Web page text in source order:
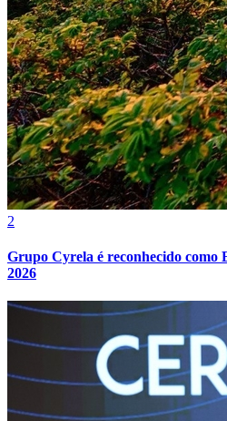
Fortaleza
2
Grupo Cyrela é reconhecido como
2026